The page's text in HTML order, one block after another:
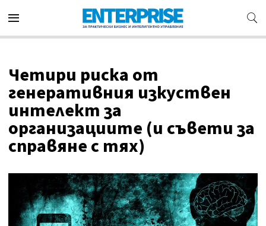
Четири риска от
генеративния изкуствен
интелект за
организациите (и съвети за
справяне с тях)